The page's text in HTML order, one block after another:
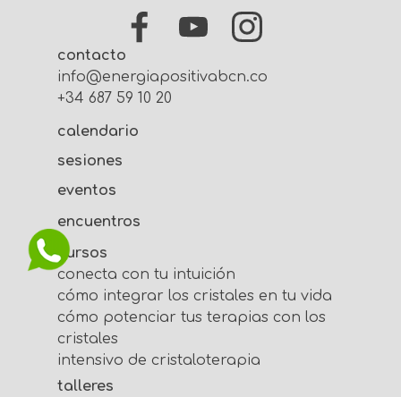
cursos
conecta con tu intuición
cómo integrar los cristales en tu vida
cómo potenciar tus terapias con los
cristales
intensivo de cristaloterapia
talleres
contacto
info@energiapositivabcn.com
+34 687 59 10 20
calendario
sesiones
eventos
encuentros